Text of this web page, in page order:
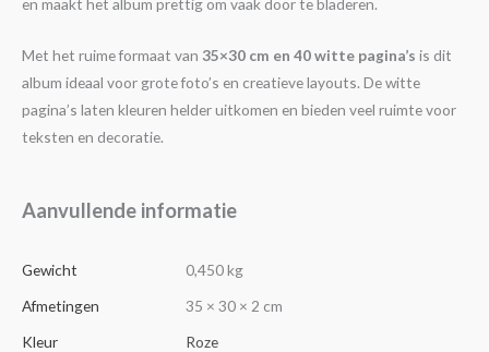
en maakt het album prettig om vaak door te bladeren.
Met het ruime formaat van 35×30 cm en 40 witte pagina’s is dit
album ideaal voor grote foto’s en creatieve layouts. De witte
pagina’s laten kleuren helder uitkomen en bieden veel ruimte voor
teksten en decoratie.
Aanvullende informatie
Gewicht
0,450 kg
Afmetingen
35 × 30 × 2 cm
Kleur
Roze